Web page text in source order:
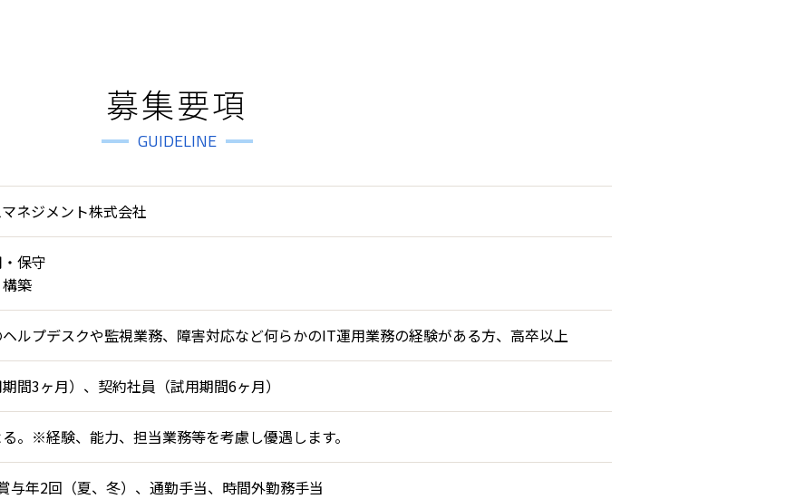
募集要項
GUIDELINE
ネジメント株式会社
保守
築
ルプデスクや監視業務、障害対応など何らかのIT運用業務の経験がある方、高卒以上
間3ヶ月）、契約社員（試用期間6ヶ月）
。※経験、能力、担当業務等を考慮し優遇します。
与年2回（夏、冬）、通勤手当、時間外勤務手当